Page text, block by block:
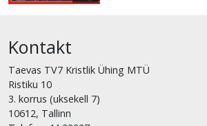
Kontakt
Taevas TV7 Kristlik Ühing MTÜ
Ristiku 10
3. korrus (uksekell 7)
10612, Tallinn